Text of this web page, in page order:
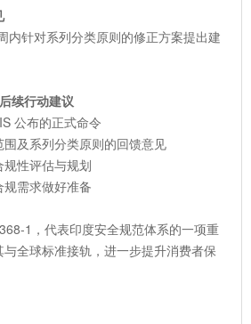
内针对系列分类原则的修正方案提出建
续行动建议
公布的正式命令
及系列分类原则的回馈意见
性评估与规划
需求做好准备
1，代表印度安全规范体系的一项重
全球标准接轨，进一步提升消费者保